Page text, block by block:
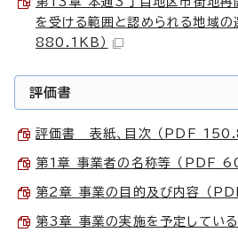
を受ける範囲と認められる地域の
880.1KB）
評価書
評価書 表紙、目次 （PDF
第1章 事業者の名称等 （PDF
第2章 事業の目的及び内容 （
第3章 事業の実施を予定してい